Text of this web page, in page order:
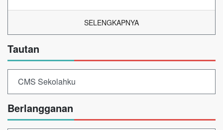
SELENGKAPNYA
Tautan
CMS Sekolahku
Berlangganan